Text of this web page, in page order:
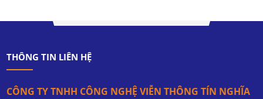
THÔNG TIN LIÊN HỆ
CÔNG TY TNHH CÔNG NGHỆ VIỄN THÔNG TÍN NGHĨA